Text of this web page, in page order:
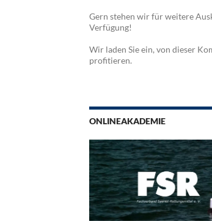
Gern stehen wir für weitere
Verfügung!
Wir laden Sie ein, von dieser
profitieren.
ONLINEAKADEMIE